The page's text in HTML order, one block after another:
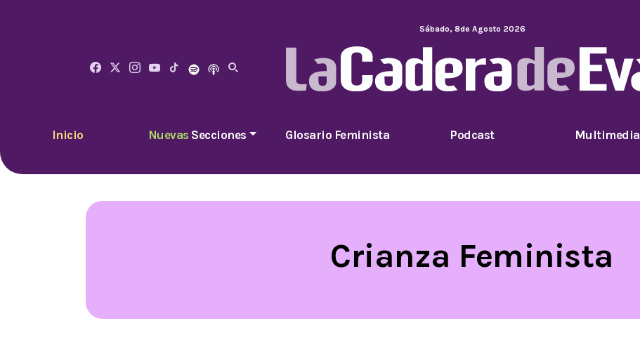
Sábado, 8de Agosto 2026
Inicio Nuevas Secciones Glosario Feminista Podcast Multimedia
Crianza Feminista